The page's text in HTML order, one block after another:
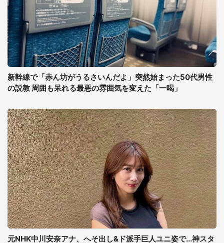
新幹線で「赤ん坊がうるさいんだよ」突然始まった50代男性
の説教 周囲も呆れる最悪の雰囲気を変えた「一喝」
元NHK中川安奈アナ、へそ出し&ド派手巨人ユニ姿で...神スタ